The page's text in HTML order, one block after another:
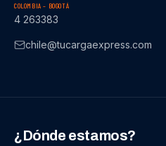
COLOMBIA – BOGOTÁ
4 263383
chile@tucargaexpress.com
¿Dónde estamos?